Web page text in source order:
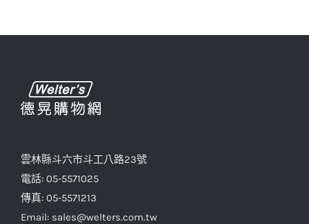
雲林縣斗六市斗工八路23號
電話: 05-5571025
傳真: 05-5571213
Email: sales@welters.com.tw